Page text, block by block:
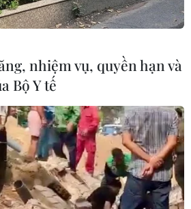
hàng hóa mác 'Made
thị trường
hóa kém chất lượng “đội lốt”
tục tràn lan trên thị trường khiến
nhiệm vụ, quyền hạn và
Bộ Y tế